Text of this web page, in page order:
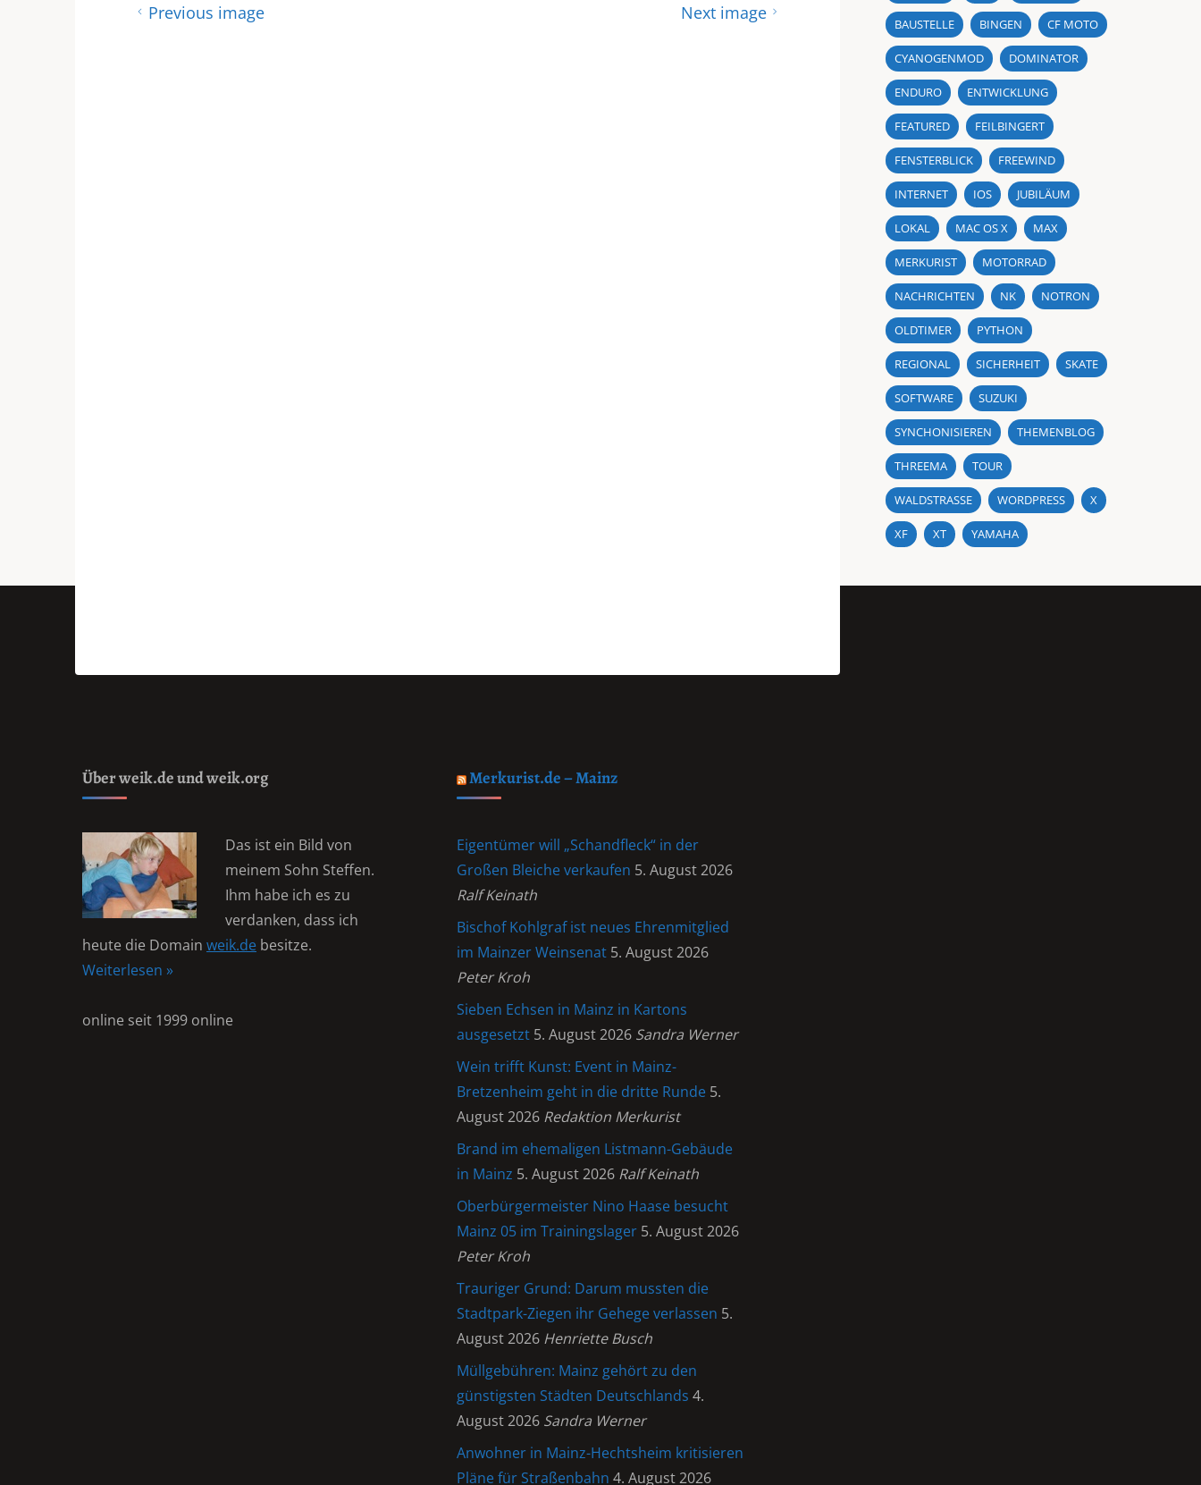
Previous image Next image
BAUSTELLE BINGEN CF MOTO
CYANOGENMOD DOMINATOR
ENDURO ENTWICKLUNG
FEATURED FEILBINGERT
FENSTERBLICK FREEWIND
INTERNET IOS JUBILÄUM
LOKAL MAC OS X MAX
MERKURIST MOTORRAD
NACHRICHTEN NK NOTRON
OLDTIMER PYTHON
REGIONAL SICHERHEIT SKATE
SOFTWARE SUZUKI
SYNCHONISIEREN THEMENBLOG
THREEMA TOUR
WALDSTRASSE WORDPRESS X
XF XT YAMAHA
Über weik.de und weik.org
Das ist ein Bild von
meinem Sohn Steffen.
Ihm habe ich es zu
verdanken, dass ich
heute die Domain weik.de besitze.
Weiterlesen »
online seit 1999 online
Merkurist.de – Mainz
Eigentümer will „Schandfleck“ in der
Großen Bleiche verkaufen 5. August 2026
Ralf Keinath
Bischof Kohlgraf ist neues Ehrenmitglied
im Mainzer Weinsenat 5. August 2026
Peter Kroh
Sieben Echsen in Mainz in Kartons
ausgesetzt 5. August 2026 Sandra Werner
Wein trifft Kunst: Event in Mainz-
Bretzenheim geht in die dritte Runde 5.
August 2026 Redaktion Merkurist
Brand im ehemaligen Listmann-Gebäude
in Mainz 5. August 2026 Ralf Keinath
Oberbürgermeister Nino Haase besucht
Mainz 05 im Trainingslager 5. August 2026
Peter Kroh
Trauriger Grund: Darum mussten die
Stadtpark-Ziegen ihr Gehege verlassen 5.
August 2026 Henriette Busch
Müllgebühren: Mainz gehört zu den
günstigsten Städten Deutschlands 4.
August 2026 Sandra Werner
Anwohner in Mainz-Hechtsheim kritisieren
Pläne für Straßenbahn 4. August 2026